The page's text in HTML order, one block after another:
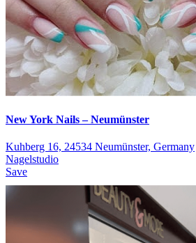
New York Nails – Neumünster
Kuhberg 16, 24534 Neumünster, Germany
Nagelstudio
Save